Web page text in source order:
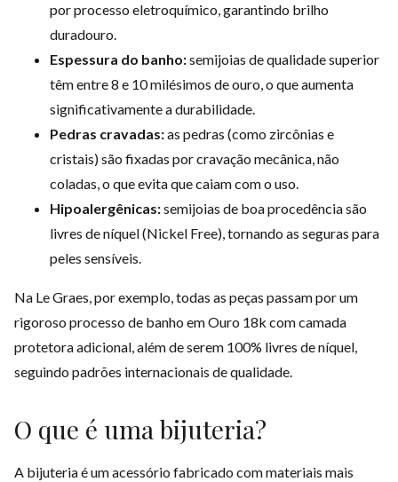
por processo eletroquímico, garantindo brilho
duradouro.
Espessura do banho:semijoias de qualidade superior
têm entre 8 e 10 milésimos de ouro, o que aumenta
significativamente a durabilidade.
Pedras cravadas:as pedras (como zircônias e
cristais) são fixadas por cravação mecânica, não
coladas, o que evita que caiam com o uso.
Hipoalergênicas:semijoias de boa procedência são
livres de níquel (Nickel Free), tornando as seguras para
peles sensíveis.
Na Le Graes, por exemplo, todas as peças passam por um
rigoroso processo de banho em Ouro 18k com camada
protetora adicional, além de serem 100% livres de níquel,
seguindo padrões internacionais de qualidade.
O que é uma bijuteria?
A bijuteria é um acessório fabricado com materiais mais